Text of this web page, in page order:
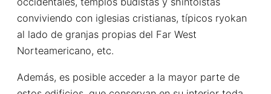
conviviendo con iglesias cristianas, típicos ryokan
al lado de granjas propias del Far West
Norteamericano, etc.
Además, es posible acceder a la mayor parte de